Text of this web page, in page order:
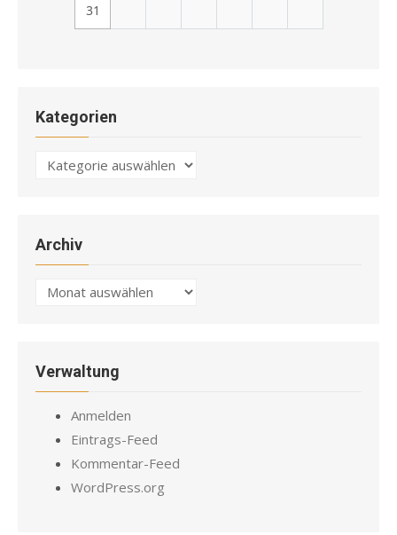
31
Kategorien
Kategorien
Archiv
Archiv
Verwaltung
Anmelden
Eintrags-Feed
Kommentar-Feed
WordPress.org